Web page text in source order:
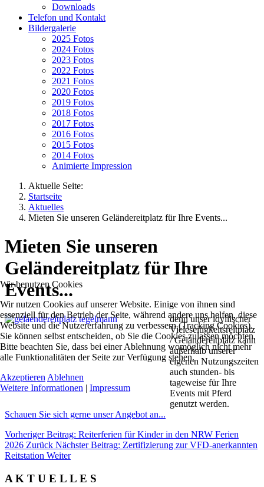
Downloads
Telefon und Kontakt
Bildergalerie
2025 Fotos
2024 Fotos
2023 Fotos
2022 Fotos
2021 Fotos
2020 Fotos
2019 Fotos
2018 Fotos
2017 Fotos
2016 Fotos
2015 Fotos
2014 Fotos
Animierte Impression
Aktuelle Seite:
Startseite
Aktuelles
Mieten Sie unseren Geländereitplatz für Ihre Events...
Mieten Sie unseren
Geländereitplatz für Ihre
Events...
denn unser idyllischer
Vieleseitigkeitsreitplatz
/ Geländereitplatz kann
außerhalb unserer
eigenen Nutzungszeiten
auch stunden- bis
tageweise für Ihre
Events mit Pferd
genutzt werden.
Schauen Sie sich gerne unser Angebot an...
Vorheriger Beitrag: Reiterferien für Kinder in den NRW Ferien
2026 Zurück Nächster Beitrag: Zertifizierung zur VFD-anerkannten
Reitstation Weiter
A K T U E L L E S
Wir benutzen Cookies
Wir nutzen Cookies auf unserer Website. Einige von ihnen sind
essenziell für den Betrieb der Seite, während andere uns helfen, diese
Website und die Nutzererfahrung zu verbessern (Tracking Cookies).
Sie können selbst entscheiden, ob Sie die Cookies zulassen möchten.
Bitte beachten Sie, dass bei einer Ablehnung womöglich nicht mehr
alle Funktionalitäten der Seite zur Verfügung stehen.
Akzeptieren Ablehnen
Weitere Informationen | Impressum